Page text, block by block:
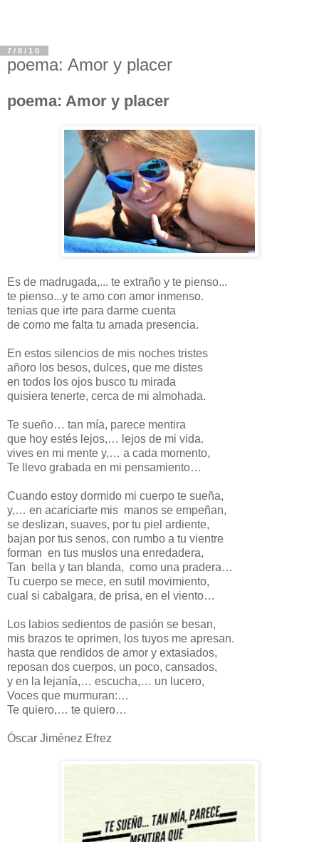
7/8/10
poema: Amor y placer
poema: Amor y placer
Es de madrugada,... te extraño y te pienso...
te pienso...y te amo con amor inmenso.
tenias que irte para darme cuenta
de como me falta tu amada presencia.
En estos silencios de mis noches tristes
añoro los besos, dulces, que me distes
en todos los ojos busco tu mirada
quisiera tenerte, cerca de mi almohada.
Te sueño… tan mía, parece mentira
que hoy estés lejos,… lejos de mi vida.
vives en mi mente y,… a cada momento,
Te llevo grabada en mi pensamiento…
Cuando estoy dormido mi cuerpo te sueña,
y,… en acariciarte mis manos se empeñan,
se deslizan, suaves, por tu piel ardiente,
bajan por tus senos, con rumbo a tu vientre
forman en tus muslos una enredadera,
Tan bella y tan blanda, como una pradera…
Tu cuerpo se mece, en sutil movimiento,
cual si cabalgara, de prisa, en el viento…
Los labios sedientos de pasión se besan,
mis brazos te oprimen, los tuyos me apresan.
hasta que rendidos de amor y extasiados,
reposan dos cuerpos, un poco, cansados,
y en la lejanía,… escucha,… un lucero,
Voces que murmuran:…
Te quiero,… te quiero…
Óscar Jiménez Efrez